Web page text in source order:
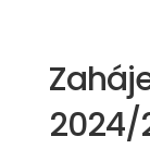
2024/